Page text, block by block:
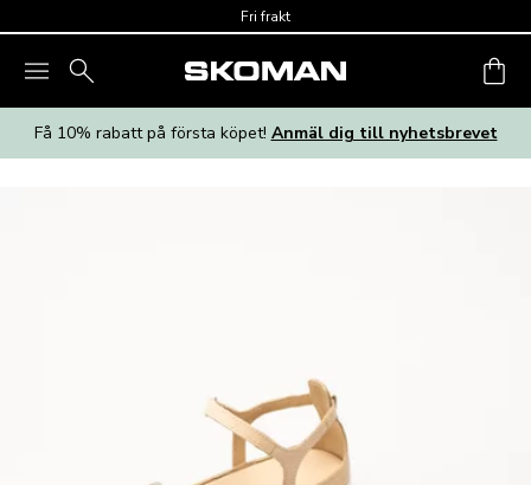
Fri frakt
Få 10% rabatt på första köpet! Anmäl dig till nyhetsbrevet